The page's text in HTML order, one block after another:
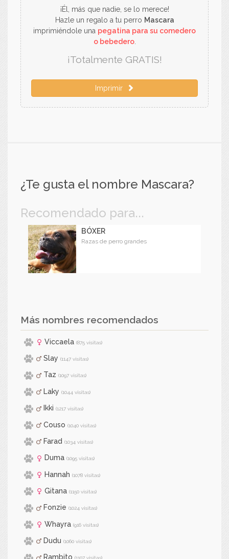
¡Él, más que nadie, se lo merece!
Hazle un regalo a tu perro Mascara
imprimiéndole una pegatina para su comedero
o bebedero.
¡Totalmente GRATIS!
Imprimir
¿Te gusta el nombre Mascara?
Recomendado para...
BÓXER
Razas de perro grandes
Más nombres recomendados
Viccaela (875 visitas)
Slay (1147 visitas)
Taz (1097 visitas)
Laky (1044 visitas)
Ikki (1217 visitas)
Couso (1040 visitas)
Farad (1034 visitas)
Duma (1095 visitas)
Hannah (1078 visitas)
Gitana (1150 visitas)
Fonzie (1024 visitas)
Whayra (916 visitas)
Dudu (1060 visitas)
Rambito